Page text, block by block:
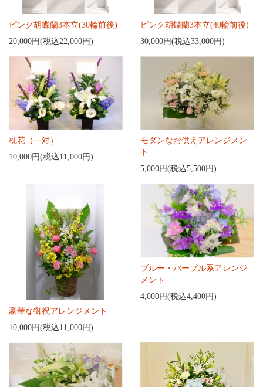
ピンク胡蝶蘭3本立(30輪前後)
20,000円(税込22,000円)
ピンク胡蝶蘭3本立(40輪前後)
30,000円(税込33,000円)
枕花（一対）
10,000円(税込11,000円)
モダンなお供えアレンジメン
ト
5,000円(税込5,500円)
豪華な御祝アレンジメント
10,000円(税込11,000円)
ブルー・パープル系アレンジ
メント
4,000円(税込4,400円)